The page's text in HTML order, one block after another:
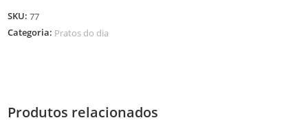
SKU:77
Categoria: Pratos do dia
Produtos relacionados